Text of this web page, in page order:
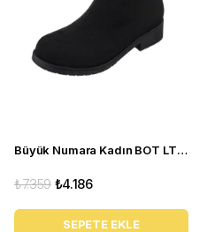
Büyük Numara Kadın BOT LTF78 Siyah Süet
₺4.186
₺7.359
SEPETE EKLE